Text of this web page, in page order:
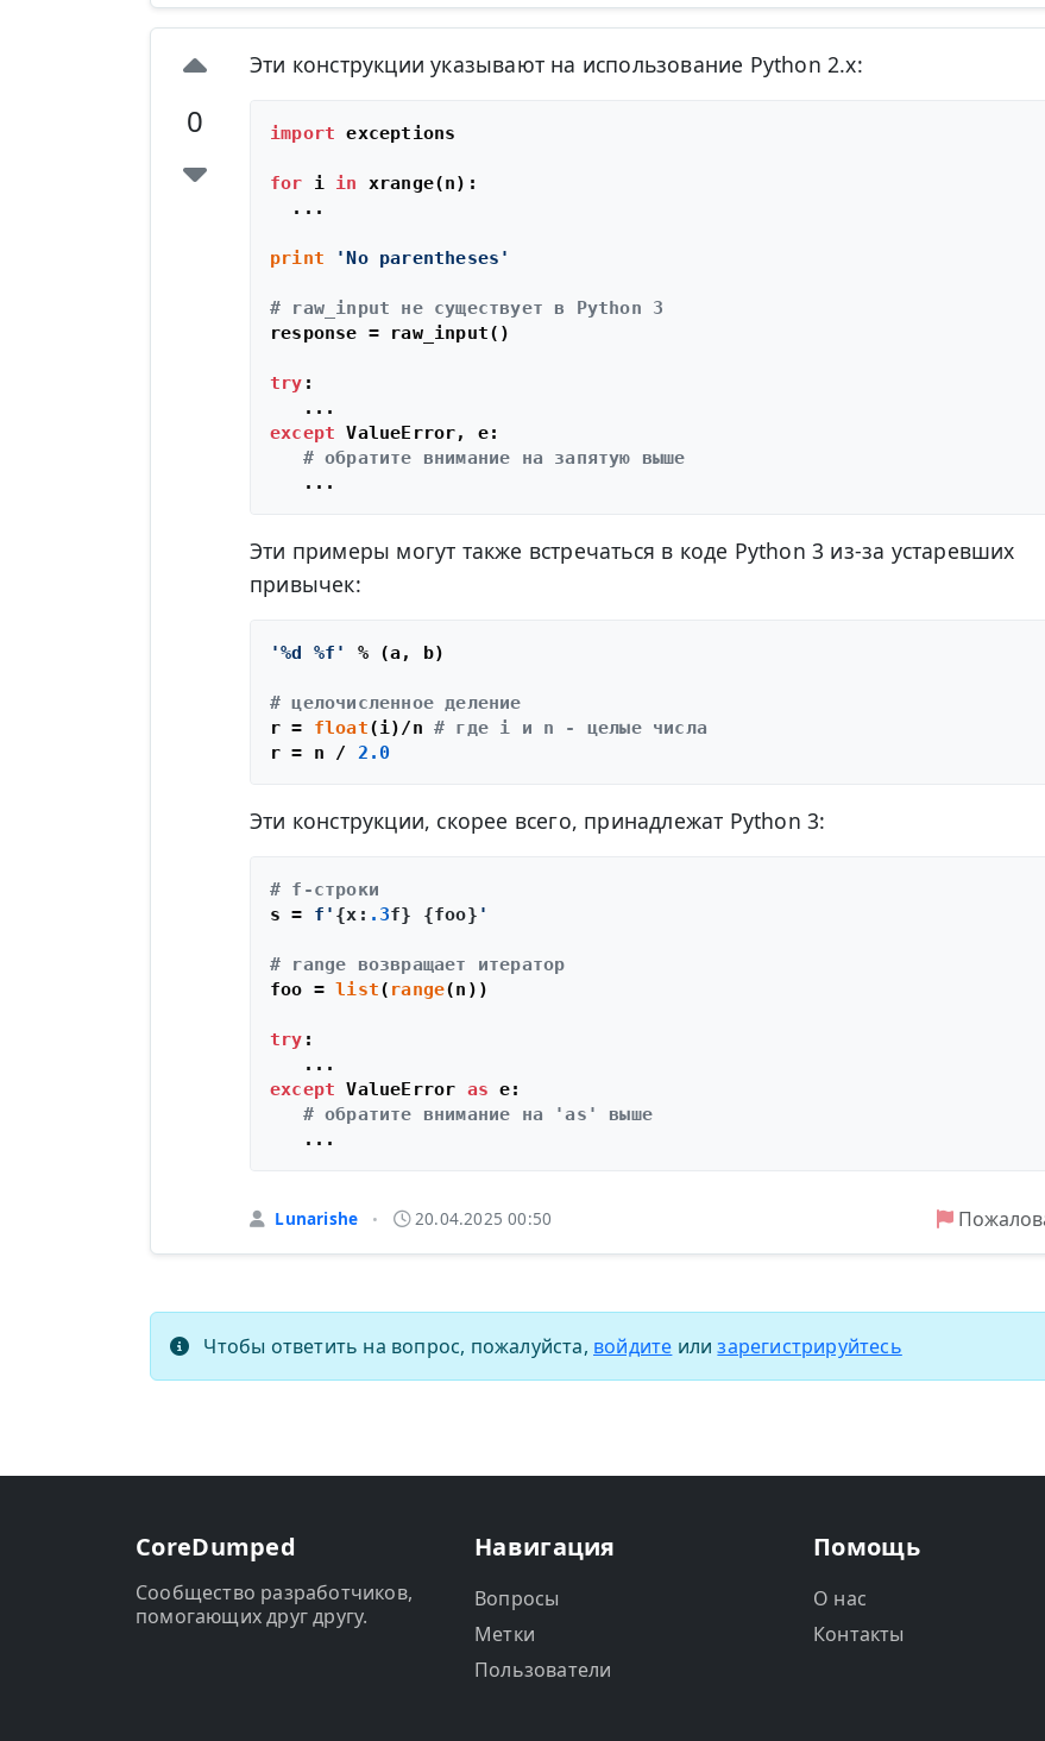
0
Эти конструкции указывают на использование Python 2.x:
import exceptions
for i in xrange(n):
  ...
print 'No parentheses'
# raw_input не существует в Python 3
response = raw_input()
try :
except ValueError, e:
# обратите внимание на запятую выше
Эти примеры могут также встречаться в коде Python 3 из-за устаревших
привычек:
'%d %f' % (a, b)
# целочисленное деление
r = float(i)/n # где i и n - целые числа
r = n / 2.0
Эти конструкции, скорее всего, принадлежат Python 3:
# f-строки
s = f' {x: .3f} {foo} '
# range возвращает итератор
foo = list( range(n))
try :
except ValueError as e:
# обратите внимание на 'as' выше
Lunarishe • 20.04.2025 00:50
Чтобы ответить на вопрос, пожалуйста, войдите илизарегистрируйтесь
CoreDumped
Сообщество разработчиков,
помогающих друг другу.
Навигация
Вопросы
Метки
Пользователи
Помощь
О нас
Контакты